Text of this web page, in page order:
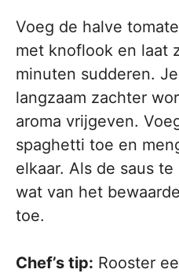
Voeg de halve
met knoflook en laat
minuten sudderen.
langzaam zachter
aroma vrijgeven.
spaghetti toe en
elkaar. Als de saus
wat van het
toe.
Chef’s tip: Rooster